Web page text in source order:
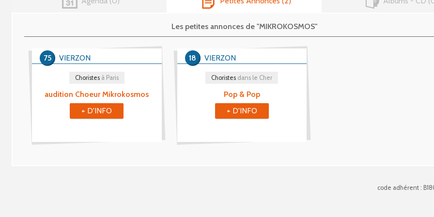
Les petites annonces de "MIKROKOSMOS"
audition Choeur Mikrokosmos
Choristesà Paris
VIERZON
75
+ D'INFO
Pop & Pop
Choristes dans le Cher
VIERZON
18
+ D'INFO
code adhérent :